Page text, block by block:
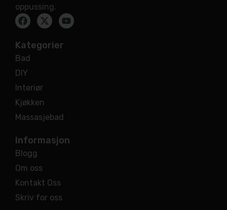
oppussing.
Kategorier
Bad
DIY
Interiør
Kjøkken
Massasjebad
Informasjon
Blogg
Om oss
Kontakt Oss
Skriv for oss